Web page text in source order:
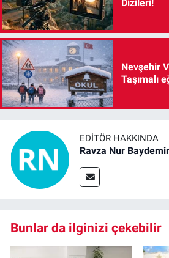
Dizileri!
Nevşehir
Taşımalı
EDITÖR HAKKINDA
Ravza Nur Baydemir
Bunlar da ilginizi çekebilir